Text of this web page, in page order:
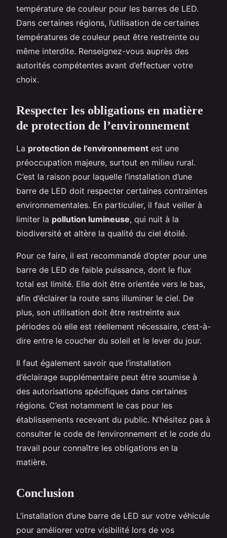
température de couleur pour les barres de LED.
Dans certaines régions, l’utilisation de certaines
températures de couleur peut être restreinte ou
même interdite. Renseignez-vous auprès des
autorités compétentes avant d’effectuer votre
choix.
Respecter les obligations en matière
de protection de l’environnement
La protection de l’environnement est une
préoccupation majeure, surtout en milieu rural.
C’est la raison pour laquelle l’installation d’une
barre de LED doit respecter certaines contraintes
environnementales. En particulier, il faut veiller à
limiter la pollution lumineuse, qui nuit à la
biodiversité et altère la qualité du ciel étoilé.
Pour ce faire, il est recommandé d’opter pour une
barre de LED de faible puissance, dont le flux
total est limité. Elle doit être orientée vers le bas,
afin d’éclairer la route sans illuminer le ciel. De
plus, son utilisation doit être restreinte aux
périodes où elle est réellement nécessaire, c’est-à-
dire entre le coucher du soleil et le lever du jour.
Il faut également savoir que l’installation
d’éclairage supplémentaire peut être soumise à
des autorisations spécifiques dans certaines
régions. C’est notamment le cas pour les
établissements recevant du public. N’hésitez pas à
consulter le code de l’environnement et le code du
travail pour connaître les obligations en la
matière.
Conclusion
L’installation d’une barre de LED sur votre véhicule
pour améliorer votre visibilité lors de vos